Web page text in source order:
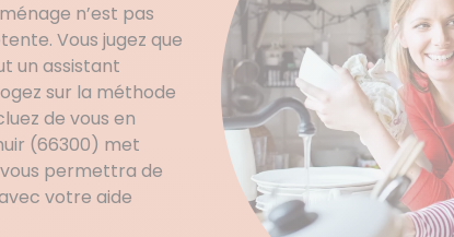
n’est pas
Vous jugez que
un assistant
sur la méthode
de vous en
(66300) met
permettra de
votre aide